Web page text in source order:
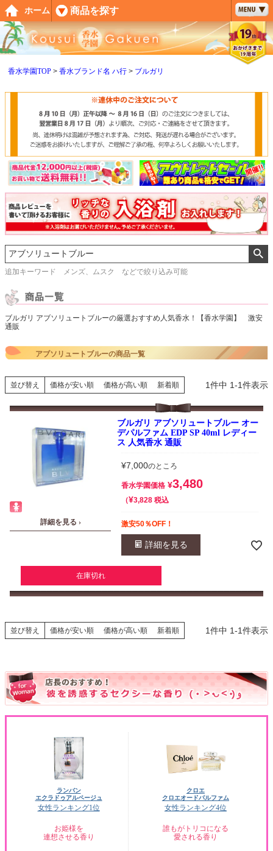
香水学園TOP 香水ブランド名 ハ行 ブルガリ
追加キーワード メンズ、ムスク などで絞り込み可能
ブルガリ アブソリュートブルーの厳選おすすめ人気香水！【香水学園】 激安
通販
アブソリュートブルーの商品一覧
並び替え 価格が安い順 価格が高い順 新着順 1件中 1-1件表示
詳細を見る ›
ブルガリ アブソリュートブルー オー
デパルファム EDP SP 40ml レディー
ス 人気香水 通販
¥7,000のところ
香水学園価格 ¥3,480
¥3,828 税込
激安50％OFF！
詳細を見る
在庫切れ
並び替え 価格が安い順 価格が高い順 新着順 1件中 1-1件表示
ランバン
エクラドゥアルページュ
女性ランキング1位
お姫様を
連想させる香り
クロエ
クロエオードパルファム
女性ランキング4位
誰もがトリコになる
愛される香り
ペー
ジト
ップ
へ
ホーム 商品を探す